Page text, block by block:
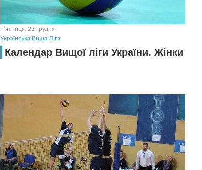
пʼятниця, 23 грудня
Українська Вища Ліга
Календар Вищої ліги України. Жiнки